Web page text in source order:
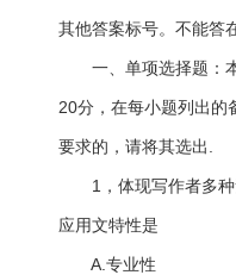
其他答案标号。不能答
一、单项选择题：本
20分，在每小题列出的
要求的，请将其选出.
1，体现写作者多种
应用文特性是
A.专业性